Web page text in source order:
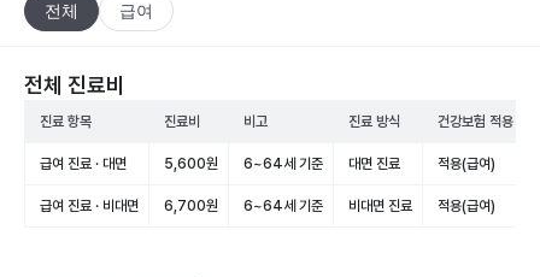
전체 급여
전체 진료비
진료 항목 진료비 비고 진료 방식 건강보험 적용
급여 진료 · 대면 5,600원 6~64세 기준 대면 진료 적용(급여)
급여 진료 · 비대면 6,700원 6~64세 기준 비대면 진료 적용(급여)